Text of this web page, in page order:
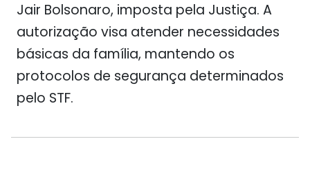
Jair Bolsonaro, imposta pela Justiça. A
autorização visa atender necessidades
básicas da família, mantendo os
protocolos de segurança determinados
pelo STF.